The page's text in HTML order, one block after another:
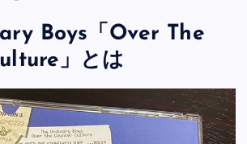
Boys「Over The
」とは